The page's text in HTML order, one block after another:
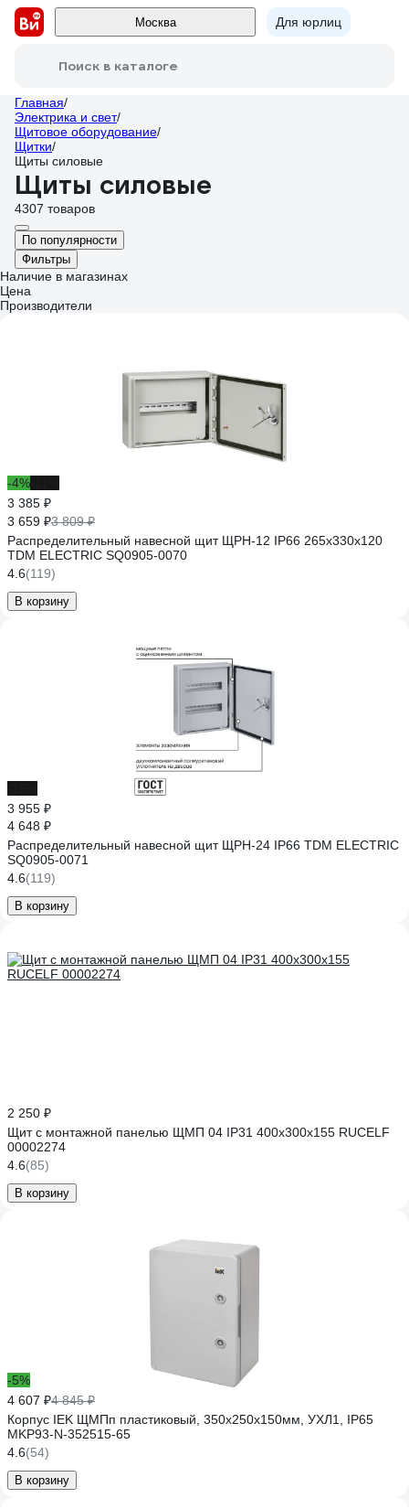
Москва Для юрлиц
Поиск в каталоге
Главная/
Электрика и свет/
Щитовое оборудование/
Щитки/
Щиты силовые
Щиты силовые
4307 товаров
По популярности
Фильтры
Наличие в магазинах
Цена
Производители
-4%
3 385 ₽
3 659 ₽3 809 ₽
Распределительный навесной щит ЩРН-12 IP66 265х330х120
TDM ELECTRIC SQ0905-0070
4.6(119)
В корзину
3 955 ₽
4 648 ₽
Распределительный навесной щит ЩРН-24 IP66 TDM ELECTRIC
SQ0905-0071
4.6(119)
В корзину
2 250 ₽
Щит с монтажной панелью ЩМП 04 IP31 400х300х155 RUCELF
00002274
4.6(85)
В корзину
-5%
4 607 ₽4 845 ₽
Корпус IEK ЩМПп пластиковый, 350х250х150мм, УХЛ1, IP65
MKP93-N-352515-65
4.6(54)
В корзину